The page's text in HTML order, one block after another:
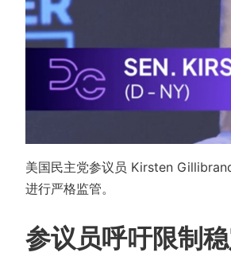
美国民主党参议员 Kirsten
进行严格监管。
参议员呼吁限制